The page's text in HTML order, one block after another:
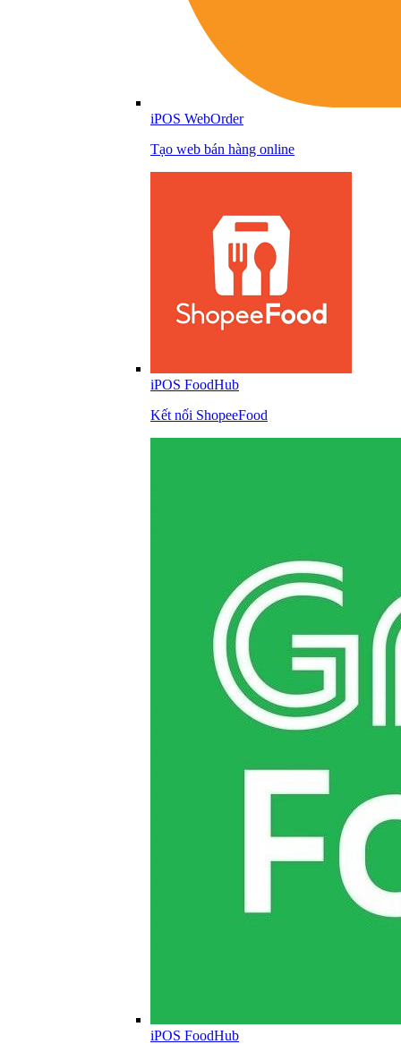
iPOS WebOrder
Tạo web bán hàng online
iPOS FoodHub
Kết nối ShopeeFood
iPOS FoodHub